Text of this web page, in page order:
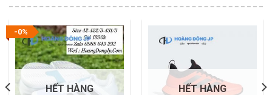
-0%
HẾT HÀNG HẾT HÀNG